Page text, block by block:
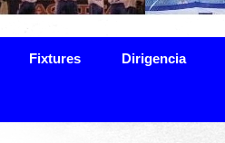
Fixtures Dirigencia